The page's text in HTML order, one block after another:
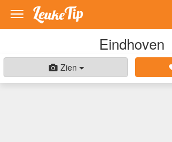
Toggle
navigation
Eindhoven
Zien